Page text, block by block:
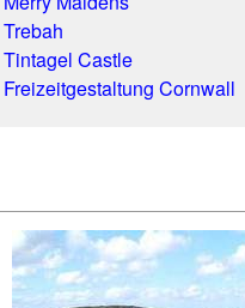
Trebah
Tintagel Castle
Freizeitgestaltung Cornwall